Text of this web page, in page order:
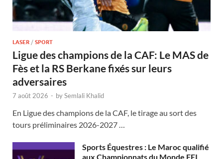
LASER / SPORT
Ligue des champions de la CAF: Le MAS de
Fès et la RS Berkane fixés sur leurs
adversaires
7 août 2026 - bySemlali Khalid
En Ligue des champions de la CAF, le tirage au sort des
tours préliminaires 2026-2027 …
Sports Équestres : Le Maroc qualifié
aux Championnats du Monde FEI